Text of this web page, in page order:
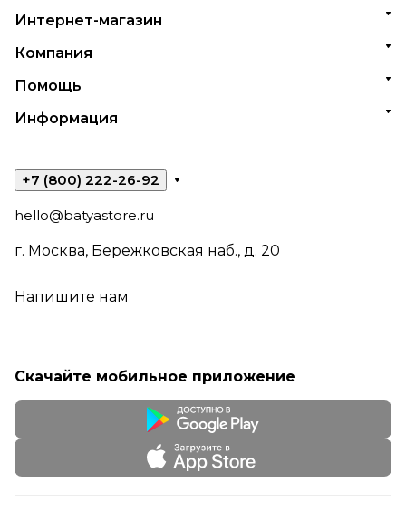
Интернет-магазин
Компания
Помощь
Информация
+7 (800) 222-26-92
hello@batyastore.ru
г. Москва, Бережковская наб., д. 20
Напишите нам
Скачайте мобильное приложение